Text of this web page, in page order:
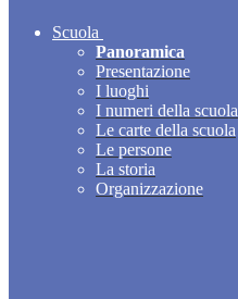
Scuola
Panoramica
Presentazione
I luoghi
I numeri della scuola
Le carte della scuola
Le persone
La storia
Organizzazione